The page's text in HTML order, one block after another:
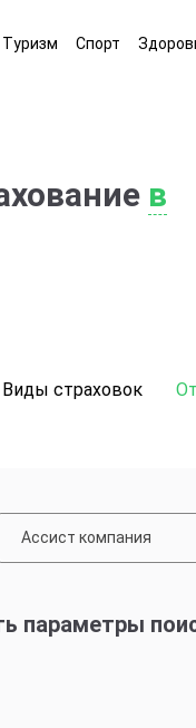
Туризм Спорт
в
Виды страховок
Ассист компания
параметры